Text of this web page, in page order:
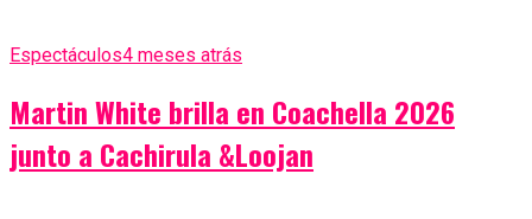
Espectáculos4 meses atrás
Martin White brilla en Coachella 2026
junto a Cachirula &Loojan